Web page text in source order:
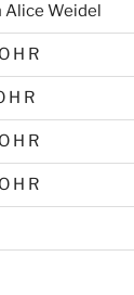
Alice Weidel
H R
H R
H R
H R